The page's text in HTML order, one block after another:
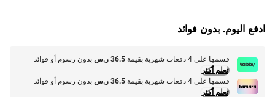
ادفع اليوم. بدون فوائد
قسمها على 4 دفعات شهرية بقيمة 36.5 ر.س
بدون رسوم أو فوائد
تعلم أكثر
قسمها على 4 دفعات شهرية بقيمة
36.5 ر.س
بدون رسوم أو فوائد
تعلم أكثر